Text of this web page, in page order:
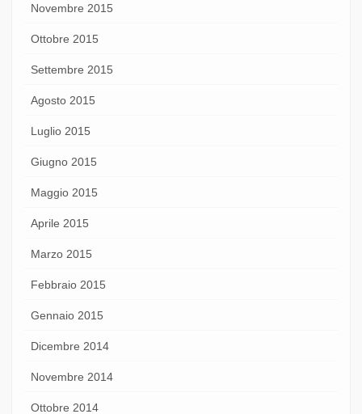
Novembre 2015
Ottobre 2015
Settembre 2015
Agosto 2015
Luglio 2015
Giugno 2015
Maggio 2015
Aprile 2015
Marzo 2015
Febbraio 2015
Gennaio 2015
Dicembre 2014
Novembre 2014
Ottobre 2014